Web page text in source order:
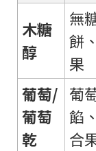
木糖
醇
無
餅
果
葡萄/
葡萄
乾
葡
餡
合